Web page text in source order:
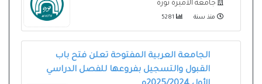
جامعة الأميرة نورة
منذ سنة
الجامعة العربية المفتوحة تعلن فتح باب
القبول والتسجيل بفروعها للفصل الدراسي